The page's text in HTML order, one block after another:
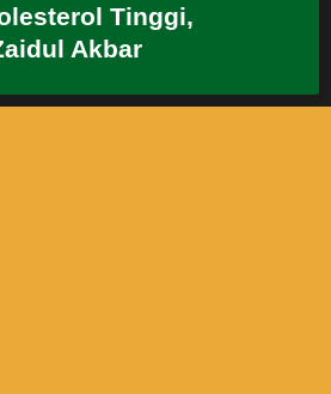
Tinggi,
Akbar